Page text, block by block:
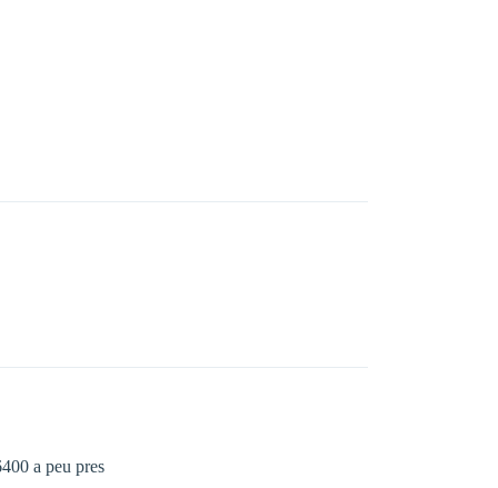
a peu pres